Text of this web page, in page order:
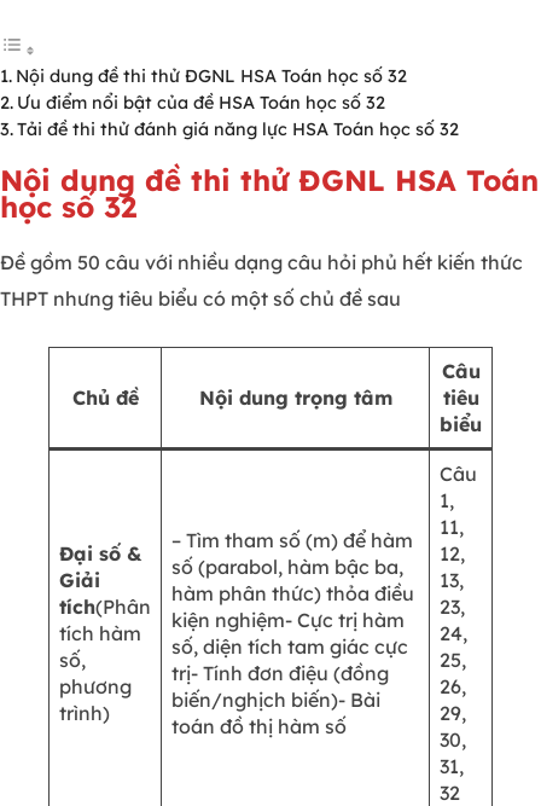
Nội dung đề thi thử ĐGNL HSA Toán học số 32
Ưu điểm nổi bật của đề HSA Toán học số 32
Tải đề thi thử đánh giá năng lực HSA Toán học số 32
Nội dung đề thi thử ĐGNL HSA Toán
học số 32
Đề gồm 50 câu với nhiều dạng câu hỏi phủ hết kiến thức
THPT nhưng tiêu biểu có một số chủ đề sau
Chủ đề Nội dung trọng tâm
Câu
tiêu
biểu
Đại số &
Giải
tích(Phân
tích hàm
số,
phương
trình)
– Tìm tham số (m) để hàm
số (parabol, hàm bậc ba,
hàm phân thức) thỏa điều
kiện nghiệm- Cực trị hàm
số, diện tích tam giác cực
trị- Tính đơn điệu (đồng
biến/nghịch biến)- Bài
toán đồ thị hàm số
Câu
1,
11,
12,
13,
23,
24,
25,
26,
29,
30,
31,
32